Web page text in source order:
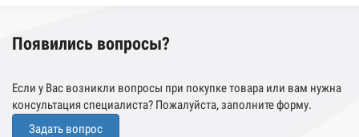
Появились вопросы?
Если у Вас возникли вопросы при покупке товара или вам нужна
консультация специалиста? Пожалуйста, заполните форму.
Задать вопрос